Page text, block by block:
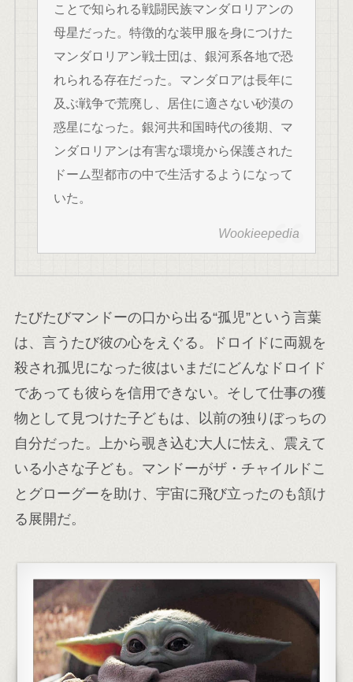
ことで知られる戦闘民族マンダロリアンの
母星だった。特徴的な装甲服を身につけた
マンダロリアン戦士団は、銀河系各地で恐
れられる存在だった。マンダロアは長年に
及ぶ戦争で荒廃し、居住に適さない砂漠の
惑星になった。銀河共和国時代の後期、マ
ンダロリアンは有害な環境から保護された
ドーム型都市の中で生活するようになって
いた。
Wookieepedia
たびたびマンドーの口から出る“孤児”という言葉
は、言うたび彼の心をえぐる。ドロイドに両親を
殺され孤児になった彼はいまだにどんなドロイド
であっても彼らを信用できない。そして仕事の獲
物として見つけた子どもは、以前の独りぼっちの
自分だった。上から覗き込む大人に怯え、震えて
いる小さな子ども。マンドーがザ・チャイルドこ
とグローグーを助け、宇宙に飛び立ったのも頷け
る展開だ。